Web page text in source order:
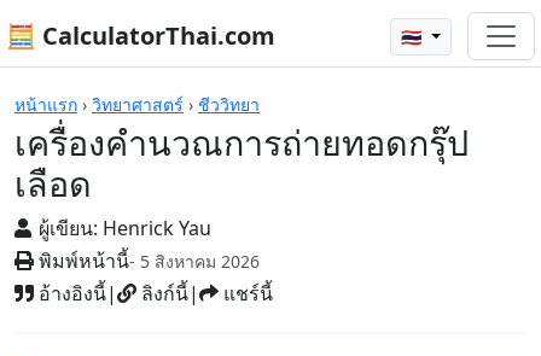
🧮 CalculatorThai.com 🇹🇭
หน้าแรก › วิทยาศาสตร์ › ชีววิทยา
เครื่องคำนวณการถ่ายทอดกรุ๊ป
เลือด
ผู้เขียน: Henrick Yau
พิมพ์หน้านี้- 5 สิงหาคม 2026
อ้างอิงนี้| ลิงก์นี้| แชร์นี้
เครื่องคิดเลข